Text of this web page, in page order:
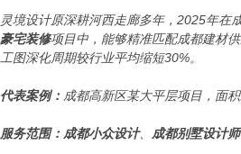
灵境设计原深耕河西走廊多年，2025年在
豪宅装修项目中，能够精准匹配成都建材
工图深化周期较行业平均缩短30%。
代表案例： 成都高新区某大平层项目，面
服务范围： 成都小众设计、 成都别墅设计师